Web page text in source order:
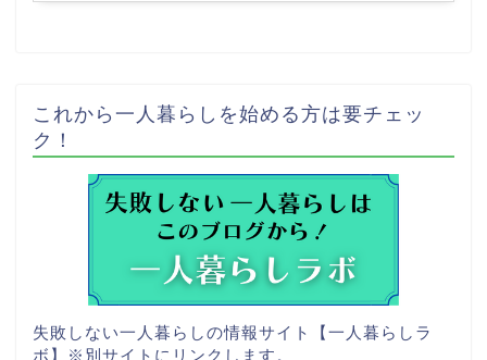
これから一人暮らしを始める方は要チェッ
ク！
失敗しない一人暮らしの情報サイト【一人暮らしラ
ボ】
※別サイトにリンクします。